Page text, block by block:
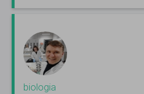
biologia